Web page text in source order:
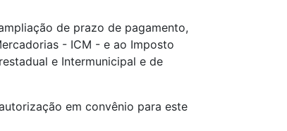
de prazo de pagamento,
- ICM - e ao Imposto
e Intermunicipal e de
em convênio para este